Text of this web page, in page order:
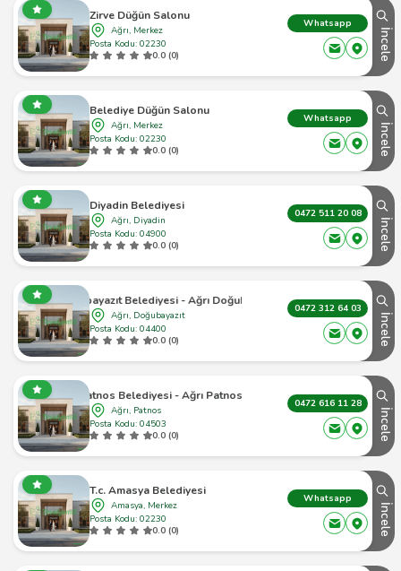
Zirve Düğün Salonu
Ağrı, Merkez
Posta Kodu: 02230
0.0 (0)
Whatsapp
İncele
Belediye Düğün Salonu
Ağrı, Merkez
Posta Kodu: 02230
0.0 (0)
Whatsapp
İncele
Diyadin Belediyesi
Ağrı, Diyadin
Posta Kodu: 04900
0.0 (0)
0472 511 20 08
İncele
Doğubayazıt Belediyesi - Ağrı Doğubayazıt - 1
Ağrı, Doğubayazıt
Posta Kodu: 04400
0.0 (0)
0472 312 64 03
İncele
Patnos Belediyesi - Ağrı Patnos - 1
Ağrı, Patnos
Posta Kodu: 04503
0.0 (0)
0472 616 11 28
İncele
T.c. Amasya Belediyesi
Amasya, Merkez
Posta Kodu: 02230
0.0 (0)
Whatsapp
İncele